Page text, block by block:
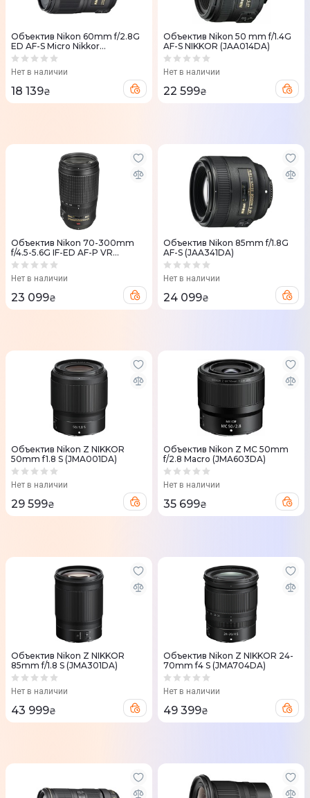
Объектив Nikon 60mm f/2.8G
ED AF-S Micro Nikkor
(JAA632DB)
Нет в наличии
18 139₴
Объектив Nikon 50 mm f/1.4G
AF-S NIKKOR (JAA014DA)
Нет в наличии
22 599₴
Объектив Nikon 70-300mm
f/4.5-5.6G IF-ED AF-P VR
(JAA833DA)
Нет в наличии
23 099₴
Объектив Nikon 85mm f/1.8G
AF-S (JAA341DA)
Нет в наличии
24 099₴
Объектив Nikon Z NIKKOR
50mm f1.8 S (JMA001DA)
Нет в наличии
29 599₴
Объектив Nikon Z MC 50mm
f/2.8 Macro (JMA603DA)
Нет в наличии
35 699₴
Объектив Nikon Z NIKKOR
85mm f/1.8 S (JMA301DA)
Нет в наличии
43 999₴
Объектив Nikon Z NIKKOR 24-
70mm f4 S (JMA704DA)
Нет в наличии
49 399₴